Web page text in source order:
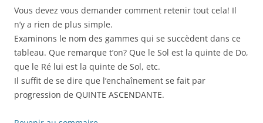
Vous devez vous demander comment retenir tout cela! Il
n’y a rien de plus simple.
Examinons le nom des gammes qui se succèdent dans ce
tableau. Que remarque t’on? Que le Sol est la quinte de Do,
que le Ré lui est la quinte de Sol, etc.
Il suffit de se dire que l’enchaînement se fait par
progression de QUINTE ASCENDANTE.